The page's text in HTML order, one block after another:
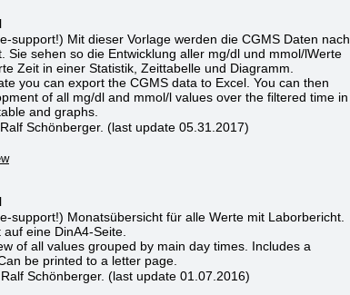
support!) Mit dieser Vorlage werden die CGMS Daten nach
Sie sehen so die Entwicklung aller mg/dl und mmol/lWerte
Zeit in einer Statistik, Zeittabelle und Diagramm.
you can export the CGMS data to Excel. You can then
of all mg/dl and mmol/l values over the filtered time in
and graphs.
Schönberger. (last update 05.31.2017)
support!) Monatsübersicht für alle Werte mit Laborbericht.
eine DinA4-Seite.
of all values grouped by main day times. Includes a
be printed to a letter page.
Schönberger. (last update 01.07.2016)